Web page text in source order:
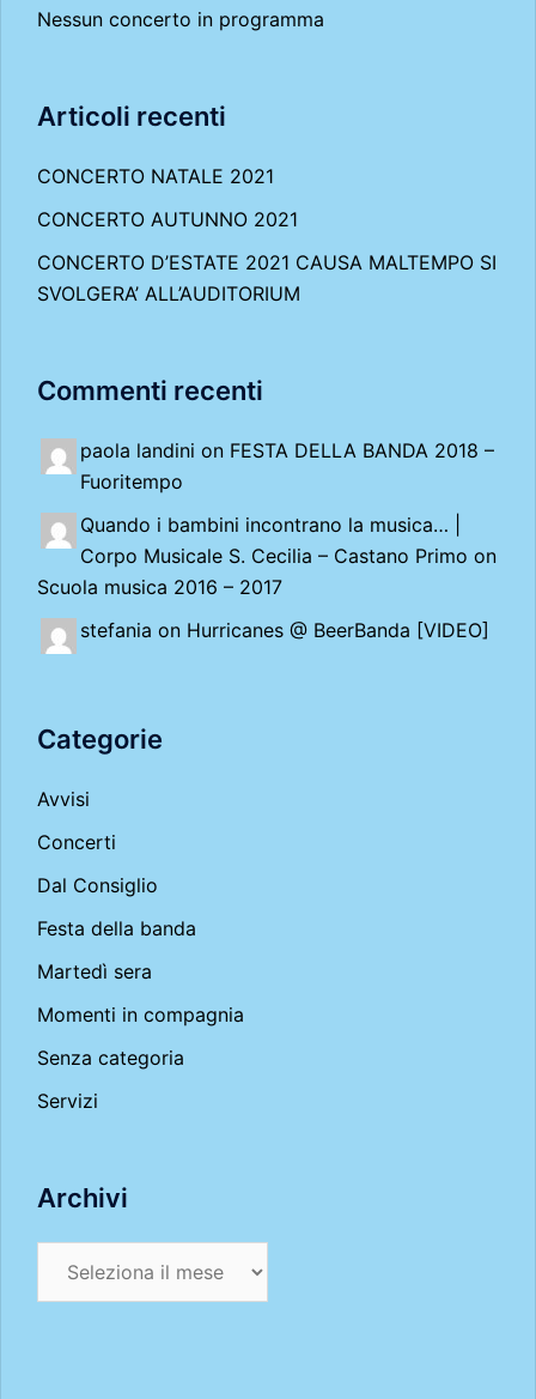
Nessun concerto in programma
Articoli recenti
CONCERTO NATALE 2021
CONCERTO AUTUNNO 2021
CONCERTO D’ESTATE 2021 CAUSA MALTEMPO SI
SVOLGERA’ ALL’AUDITORIUM
Commenti recenti
paola landini on FESTA DELLA BANDA 2018 –
Fuoritempo
Quando i bambini incontrano la musica… |
Corpo Musicale S. Cecilia – Castano Primo on
Scuola musica 2016 – 2017
stefania on Hurricanes @ BeerBanda [VIDEO]
Categorie
Avvisi
Concerti
Dal Consiglio
Festa della banda
Martedì sera
Momenti in compagnia
Senza categoria
Servizi
Archivi